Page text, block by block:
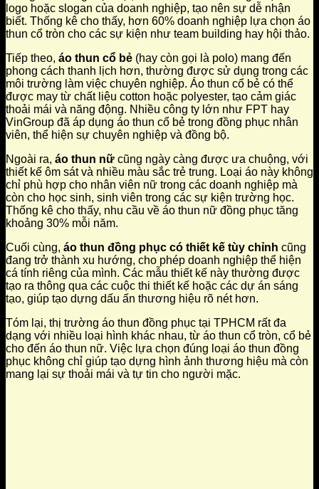
logo hoặc slogan của doanh nghiệp, tạo nên sự dễ nhận
biết. Thống kê cho thấy, hơn 60% doanh nghiệp lựa chọn áo
thun cổ tròn cho các sự kiện như team building hay hội thảo.
Tiếp theo, áo thun cổ bẻ (hay còn gọi là polo) mang đến
phong cách thanh lịch hơn, thường được sử dụng trong các
môi trường làm việc chuyên nghiệp. Áo thun cổ bẻ có thể
được may từ chất liệu cotton hoặc polyester, tạo cảm giác
thoải mái và năng động. Nhiều công ty lớn như FPT hay
VinGroup đã áp dụng áo thun cổ bẻ trong đồng phục nhân
viên, thể hiện sự chuyên nghiệp và đồng bộ.
Ngoài ra, áo thun nữ cũng ngày càng được ưa chuộng, với
thiết kế ôm sát và nhiều màu sắc trẻ trung. Loại áo này không
chỉ phù hợp cho nhân viên nữ trong các doanh nghiệp mà
còn cho học sinh, sinh viên trong các sự kiện trường học.
Thống kê cho thấy, nhu cầu về áo thun nữ đồng phục tăng
khoảng 30% mỗi năm.
Cuối cùng, áo thun đồng phục có thiết kế tùy chỉnh cũng
đang trở thành xu hướng, cho phép doanh nghiệp thể hiện
cá tính riêng của mình. Các mẫu thiết kế này thường được
tạo ra thông qua các cuộc thi thiết kế hoặc các dự án sáng
tạo, giúp tạo dựng dấu ấn thương hiệu rõ nét hơn.
Tóm lại, thị trường áo thun đồng phục tại TPHCM rất đa
dạng với nhiều loại hình khác nhau, từ áo thun cổ tròn, cổ bẻ
cho đến áo thun nữ. Việc lựa chọn đúng loại áo thun đồng
phục không chỉ giúp tạo dựng hình ảnh thương hiệu mà còn
mang lại sự thoải mái và tự tin cho người mặc.